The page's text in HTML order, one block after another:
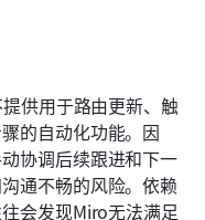
供用于路由更新、触
的自动化功能。因
协调后续跟进和下一
通不畅的风险。依赖
会发现Miro无法满足